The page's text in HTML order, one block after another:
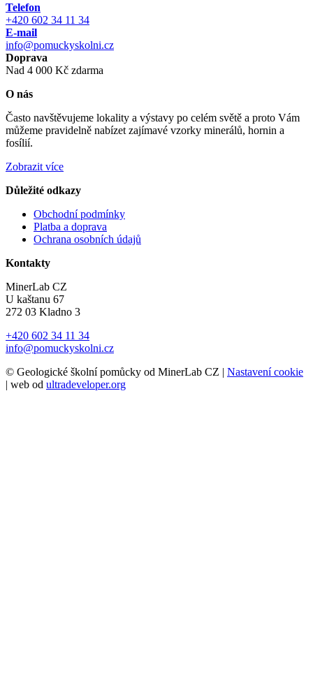
Telefon
+420 602 34 11 34
E-mail
info@pomuckyskolni.cz
Doprava
Nad 4 000 Kč zdarma
O nás
Často navštěvujeme lokality a výstavy po celém světě a proto Vám
můžeme pravidelně nabízet zajímavé vzorky minerálů, hornin a
fosílií.
Zobrazit více
Důležité odkazy
Obchodní podmínky
Platba a doprava
Ochrana osobních údajů
Kontakty
MinerLab CZ
U kaštanu 67
272 03 Kladno 3
+420 602 34 11 34
info@pomuckyskolni.cz
© Geologické školní pomůcky od MinerLab CZ | Nastavení cookie
| web od ultradeveloper.org